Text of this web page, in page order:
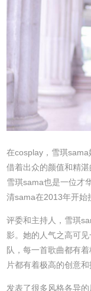
在cosplay，雪琪
借着出众的颜值和精
雪琪sama也是一位才
清sama在2013年开始
评委和主持人，雪琪
影。她的人气之高可
队，每一首歌曲都有
片都有着极高的创意和
发表了很多风格各异